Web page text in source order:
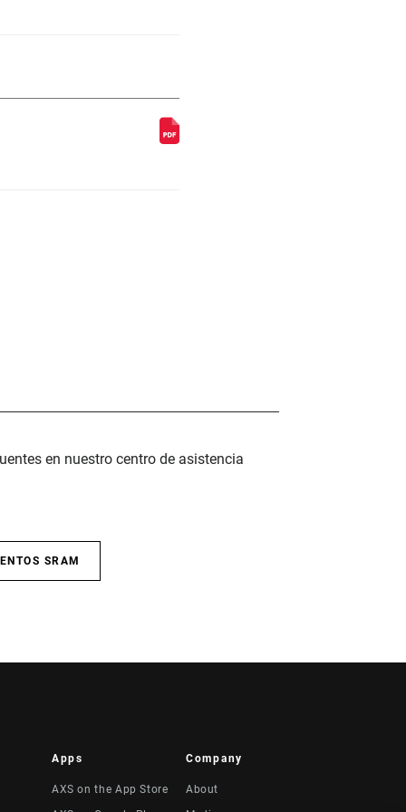
en nuestro centro de asistencia
SRAM
Apps
AXS on the App Store
Company
About